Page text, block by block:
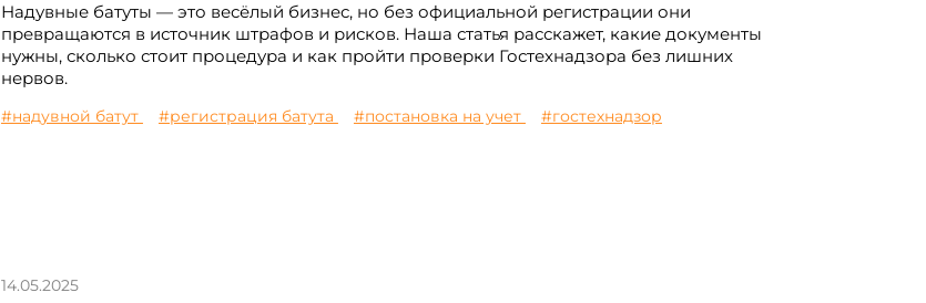
Надувные батуты — это весёлый бизнес, но без официальной регистрации они
превращаются в источник штрафов и рисков. Наша статья расскажет, какие документы
нужны, сколько стоит процедура и как пройти проверки Гостехнадзора без лишних
нервов.
#надувной батут #регистрация батута #постановка на учет #гостехнадзор
14.05.2025